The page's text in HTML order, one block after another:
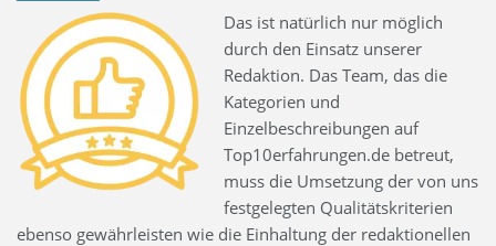
Das ist natürlich nur möglich
durch den Einsatz unserer
Redaktion. Das Team, das die
Kategorien und
Einzelbeschreibungen auf
Top10erfahrungen.de betreut,
muss die Umsetzung der von uns
festgelegten Qualitätskriterien
ebenso gewährleisten wie die Einhaltung der redaktionellen